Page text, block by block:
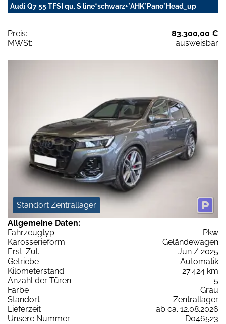
Audi Q7 55 TFSI qu. S line*schwarz+*AHK*Pano*Head_up
Preis:
83.300,00 €
MWSt:
ausweisbar
Standort Zentrallager
Allgemeine Daten:
Fahrzeugtyp
Pkw
Karosserieform
Geländewagen
Erst-Zul.
Jun / 2025
Getriebe
Automatik
Kilometerstand
27.424 km
Anzahl der Türen
5
Farbe
Grau
Standort
Zentrallager
Lieferzeit
ab ca. 12.08.2026
Unsere Nummer
D046523